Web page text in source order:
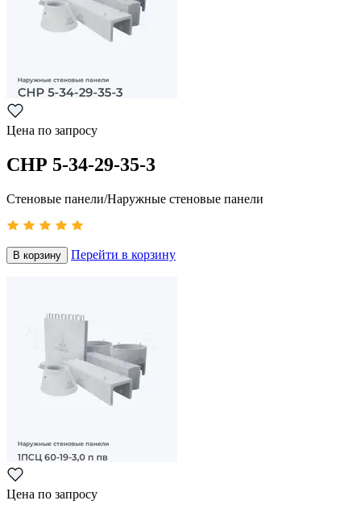
Цена по запросу
СНР 5-34-29-35-3
Стеновые панели/Наружные стеновые панели
В корзину Перейти в корзину
Цена по запросу